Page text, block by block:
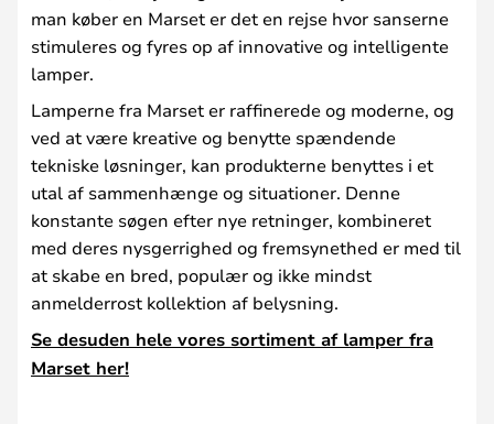
man køber en Marset er det en rejse hvor sanserne
stimuleres og fyres op af innovative og intelligente
lamper.
Lamperne fra Marset er raffinerede og moderne, og
ved at være kreative og benytte spændende
tekniske løsninger, kan produkterne benyttes i et
utal af sammenhænge og situationer. Denne
konstante søgen efter nye retninger, kombineret
med deres nysgerrighed og fremsynethed er med til
at skabe en bred, populær og ikke mindst
anmelderrost kollektion af belysning.
Se desuden hele vores sortiment af lamper fra
Marset her!